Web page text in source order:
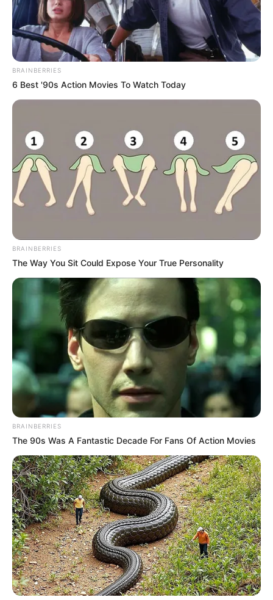
BRAINBERRIES
6 Best '90s Action Movies To Watch Today
BRAINBERRIES
The Way You Sit Could Expose Your True Personality
BRAINBERRIES
The 90s Was A Fantastic Decade For Fans Of Action Movies